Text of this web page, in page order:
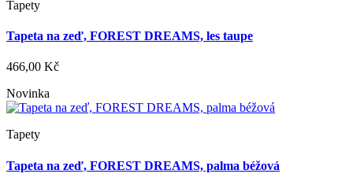
Tapety
Tapeta na zeď, FOREST DREAMS, les taupe
466,00 Kč
Novinka
Tapety
Tapeta na zeď, FOREST DREAMS, palma béžová